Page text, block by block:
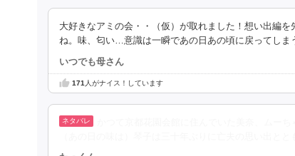
大好きなアミの会・・（仮）が取れました！想い出編
ね。味、匂い…意識は一瞬であの日あの頃に戻ってしま
いつでも母さん
171 人がナイス！しています
（あの日の味は）琴子は三十年ぶりに亡夫の思い出とと